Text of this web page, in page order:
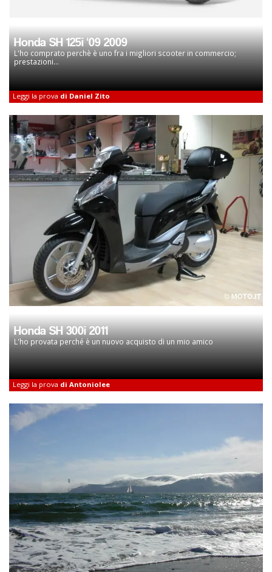
Honda SH 125i '09 2009
L'ho comprato perchè è uno fra i migliori scooter in commercio;
prestazioni...
Leggi la prova di Daniel Zito
Honda SH 300i 2011
L'ho provata perché è un nuovo acquisto di un mio amico
Leggi la prova di Antoniolee